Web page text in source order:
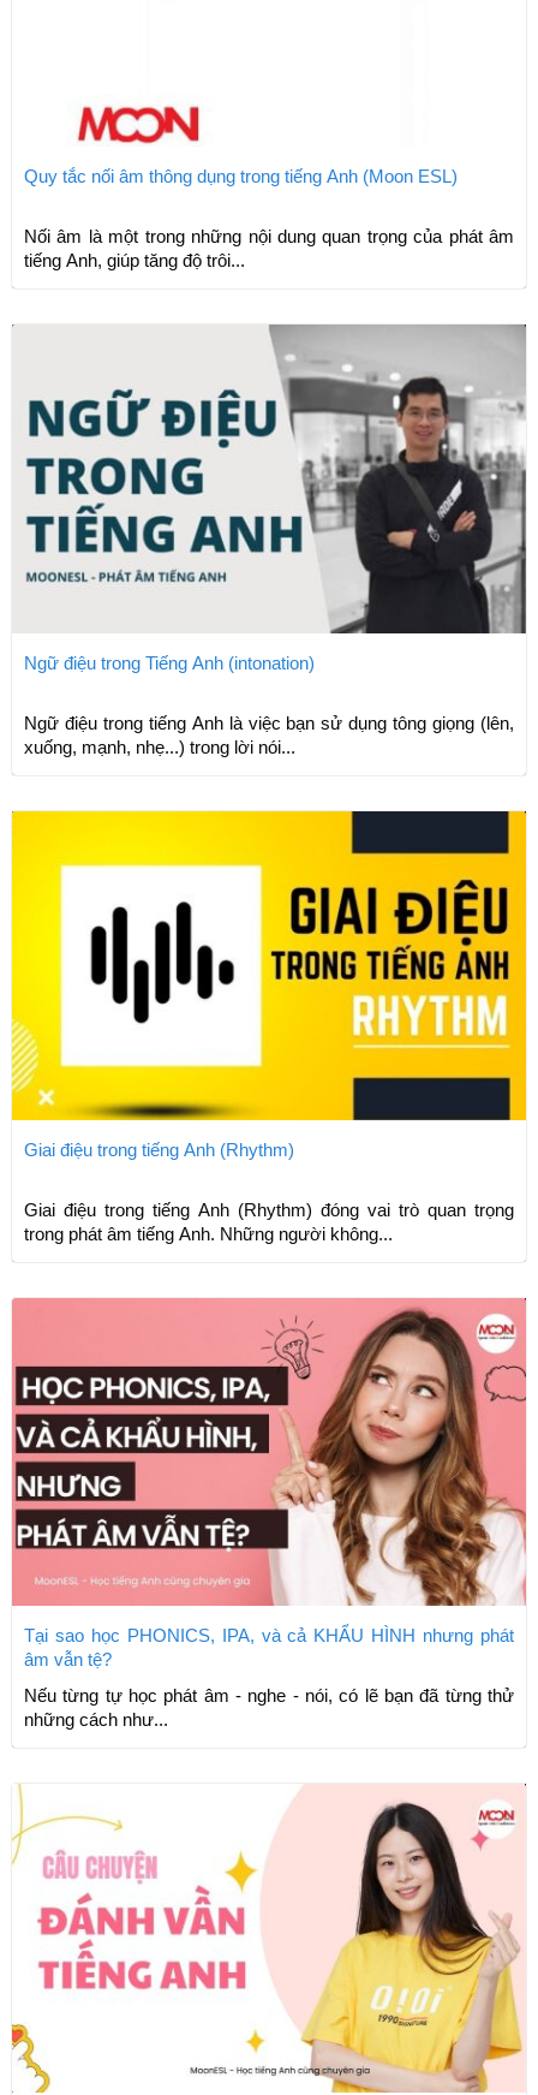
Quy tắc nối âm thông dụng trong tiếng Anh (Moon ESL)
Nối âm là một trong những nội dung quan trọng của phát âm
tiếng Anh, giúp tăng độ trôi...
Ngữ điệu trong Tiếng Anh (intonation)
Ngữ điệu trong tiếng Anh là việc bạn sử dụng tông giọng (lên,
xuống, mạnh, nhẹ...) trong lời nói...
Giai điệu trong tiếng Anh (Rhythm)
Giai điệu trong tiếng Anh (Rhythm) đóng vai trò quan trọng
trong phát âm tiếng Anh. Những người không...
Tại sao học PHONICS, IPA, và cả KHẨU HÌNH nhưng phát
âm vẫn tệ?
Nếu từng tự học phát âm - nghe - nói, có lẽ bạn đã từng thử
những cách như...